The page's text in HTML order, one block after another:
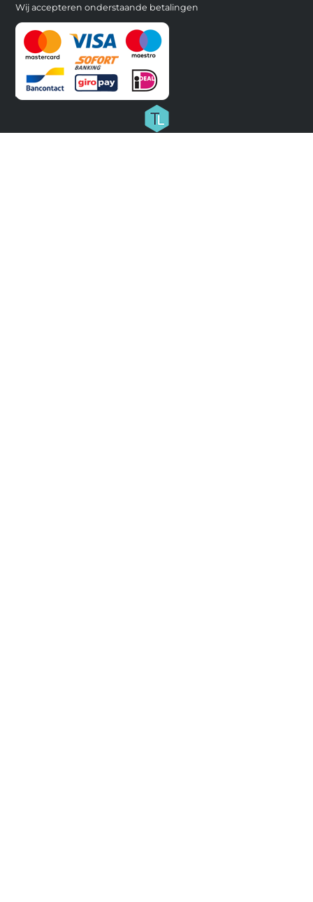
Wij accepteren onderstaande betalingen